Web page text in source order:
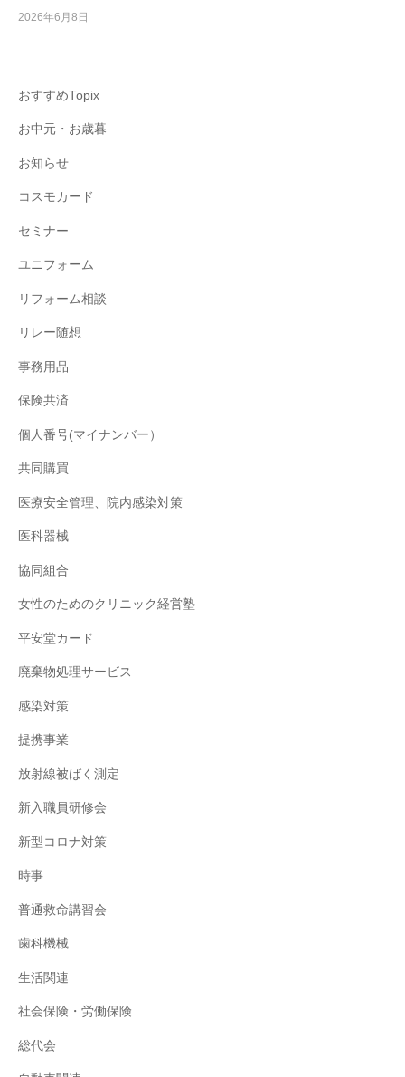
2026年6月8日
おすすめTopix
お中元・お歳暮
お知らせ
コスモカード
セミナー
ユニフォーム
リフォーム相談
リレー随想
事務用品
保険共済
個人番号(マイナンバー）
共同購買
医療安全管理、院内感染対策
医科器械
協同組合
女性のためのクリニック経営塾
平安堂カード
廃棄物処理サービス
感染対策
提携事業
放射線被ばく測定
新入職員研修会
新型コロナ対策
時事
普通救命講習会
歯科機械
生活関連
社会保険・労働保険
総代会